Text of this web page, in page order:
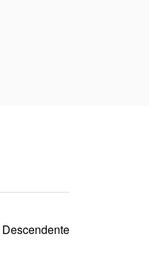
Descendente